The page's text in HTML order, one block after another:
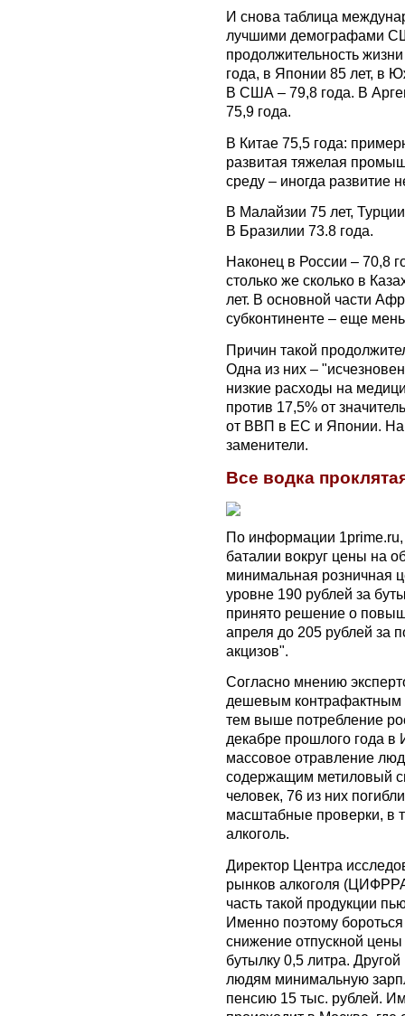
И снова таблица
лучшими демографами
продолжительность
года, в Японии 85 лет, в
В США – 79,8 года. В
75,9 года.
В Китае 75,5 года:
развитая тяжелая
среду – иногда развитие
В Малайзии 75 лет,
В Бразилии 73.8 года.
Наконец в России – 70,8
столько же сколько в
лет. В основной части
субконтиненте – еще
Причин такой
Одна из них –
низкие расходы на
против 17,5% от
от ВВП в ЕС и Японии.
заменители.
Все водка
По информации
баталии вокруг цены на
минимальная розничная
уровне 190 рублей за
принято решение о
апреля до 205 рублей за
акцизов".
Согласно мнению
дешевым
тем выше потребление
декабре прошлого года в
массовое отравление
содержащим метиловый
человек, 76 из них
масштабные проверки, в
алкоголь.
Директор Центра
рынков алкоголя
часть такой продукции
Именно поэтому
снижение отпускной
бутылку 0,5 литра.
людям минимальную
пенсию 15 тыс. рублей.